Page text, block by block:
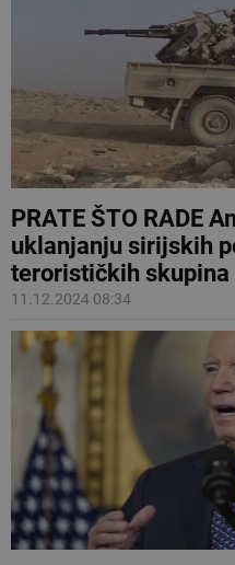
PRATE ŠTO RADE
uklanjanju sirijskih
terorističkih skupina
11.12.2024 08:34